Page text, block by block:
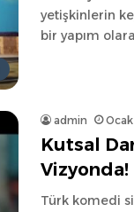
yetişkinlerin
bir yapım
admin
Kutsal
Vizyonda!
Türk komedi